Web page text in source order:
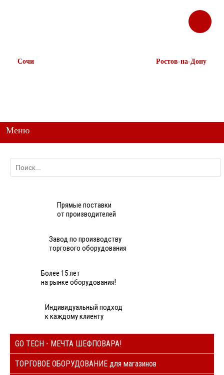
Сочи
ЗАКАЗАТЬ
ЗВОНОК
Ростов-на-Дону
Меню
Прямые поставки
от производителей
Завод по производству
торгового оборудования
Более 15 лет
на рынке оборудования!
Индивидуальный подход
к каждому клиенту
GO TECH - МЕЧТА ШЕФПОВАРА!
ТОРГОВОЕ ОБОРУДОВАНИЕ для магазинов